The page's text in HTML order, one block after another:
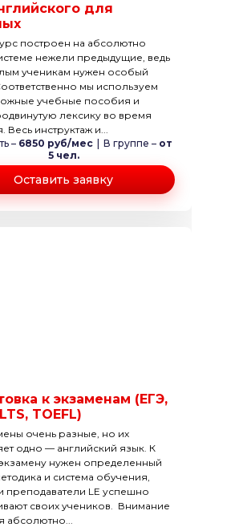
для
построен на абсолютно
нежели предыдущие, ведь
ученикам нужен особый
мы используем
учебные пособия и
лексику во время
Весь инструктаж и...
– 6850 руб/мес В группе – от
5 чел.
Оставить заявку
к экзаменам (ЕГЭ,
TOEFL)
очень разные, но их
одно — английский язык. К
нужен определенный
и система обучения,
преподаватели LE успешно
своих учеников. Внимание
абсолютно...